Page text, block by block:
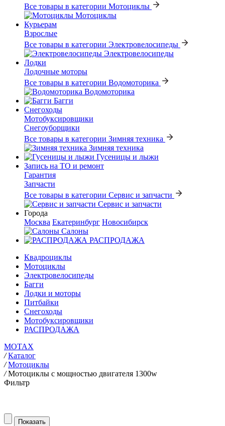
Все товары в категории Мотоциклы
Мотоциклы
Курьерам
Взрослые
Все товары в категории Электровелосипеды
Электровелосипеды
Лодки
Лодочные моторы
Все товары в категории Водомоторика
Водомоторика
Багги
Снегоходы
Мотобуксировщики
Снегоуборщики
Все товары в категории Зимняя техника
Зимняя техника
Гусеницы и лыжи
Запись на ТО и ремонт
Гарантия
Запчасти
Все товары в категории Сервис и запчасти
Сервис и запчасти
Города
Москва Екатеринбург Новосибирск
Салоны
РАСПРОДАЖА
Квадроциклы
Мотоциклы
Электровелосипеды
Багги
Лодки и моторы
Питбайки
Снегоходы
Мотобуксировщики
РАСПРОДАЖА
MOTAX
/ Каталог
/ Мотоциклы
/ Мотоциклы с мощностью двигателя 1300w
Фильтр
Показать